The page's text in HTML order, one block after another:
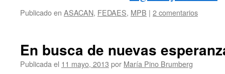
Publicado en ASACAN, FEDAES, MPB | 2 comentarios
En busca de nuevas
Publicada el 11 mayo, 2013 por María Pino Brumberg